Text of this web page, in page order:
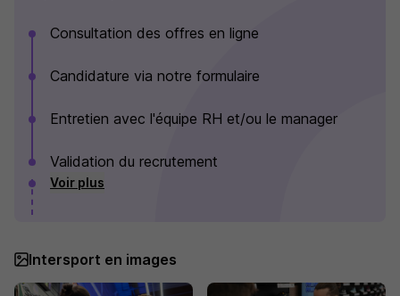
Consultation des offres en ligne
Candidature via notre formulaire
Entretien avec l'équipe RH et/ou le manager
Validation du recrutement
Voir plus
Intersport en images